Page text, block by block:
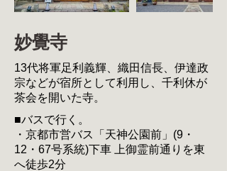
妙覺寺
13代将軍足利義輝、織田信長、伊達政
宗などが宿所として利用し、千利休が
茶会を開いた寺。
■バスで行く。
・京都市営バス「天神公園前」(9・
12・67号系統)下車 上御霊前通りを東
へ徒歩2分